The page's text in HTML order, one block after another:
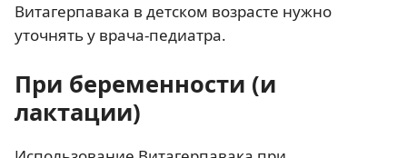
Витагерпавака в детском возрасте нужно
уточнять у врача-педиатра.
При беременности (и
лактации)